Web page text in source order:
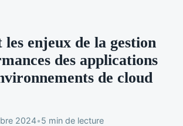
les enjeux de la gestion
des applications
de cloud
2024•5 min de lecture